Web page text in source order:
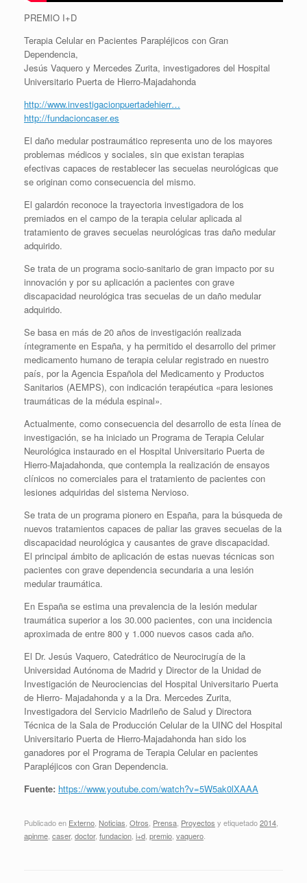
PREMIO I+D
Terapia Celular en Pacientes Parapléjicos con Gran
Dependencia,
Jesús Vaquero y Mercedes Zurita, investigadores del Hospital
Universitario Puerta de Hierro-Majadahonda
http://www.investigacionpuertadehierr…
http://fundacioncaser.es
El daño medular postraumático representa uno de los mayores
problemas médicos y sociales, sin que existan terapias
efectivas capaces de restablecer las secuelas neurológicas que
se originan como consecuencia del mismo.
El galardón reconoce la trayectoria investigadora de los
premiados en el campo de la terapia celular aplicada al
tratamiento de graves secuelas neurológicas tras daño medular
adquirido.
Se trata de un programa socio-sanitario de gran impacto por su
innovación y por su aplicación a pacientes con grave
discapacidad neurológica tras secuelas de un daño medular
adquirido.
Se basa en más de 20 años de investigación realizada
íntegramente en España, y ha permitido el desarrollo del primer
medicamento humano de terapia celular registrado en nuestro
país, por la Agencia Española del Medicamento y Productos
Sanitarios (AEMPS), con indicación terapéutica «para lesiones
traumáticas de la médula espinal».
Actualmente, como consecuencia del desarrollo de esta línea de
investigación, se ha iniciado un Programa de Terapia Celular
Neurológica instaurado en el Hospital Universitario Puerta de
Hierro-Majadahonda, que contempla la realización de ensayos
clínicos no comerciales para el tratamiento de pacientes con
lesiones adquiridas del sistema Nervioso.
Se trata de un programa pionero en España, para la búsqueda de
nuevos tratamientos capaces de paliar las graves secuelas de la
discapacidad neurológica y causantes de grave discapacidad.
El principal ámbito de aplicación de estas nuevas técnicas son
pacientes con grave dependencia secundaria a una lesión
medular traumática.
En España se estima una prevalencia de la lesión medular
traumática superior a los 30.000 pacientes, con una incidencia
aproximada de entre 800 y 1.000 nuevos casos cada año.
El Dr. Jesús Vaquero, Catedrático de Neurocirugía de la
Universidad Autónoma de Madrid y Director de la Unidad de
Investigación de Neurociencias del Hospital Universitario Puerta
de Hierro- Majadahonda y a la Dra. Mercedes Zurita,
Investigadora del Servicio Madrileño de Salud y Directora
Técnica de la Sala de Producción Celular de la UINC del Hospital
Universitario Puerta de Hierro-Majadahonda han sido los
ganadores por el Programa de Terapia Celular en pacientes
Parapléjicos con Gran Dependencia.
Fuente: https://www.youtube.com/watch?v=5W5ak0lXAAA
Publicado en Externo Noticias Otros Prensa Proyectos y etiquetado2014
apinme caser, doctor, fundacion i+d premio vaquero